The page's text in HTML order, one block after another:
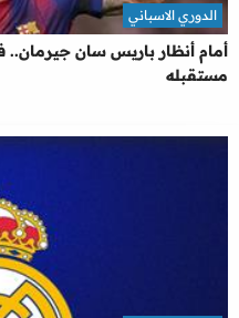
أمام أنظار باريس سان
مستقبله
الدوري الاسباني